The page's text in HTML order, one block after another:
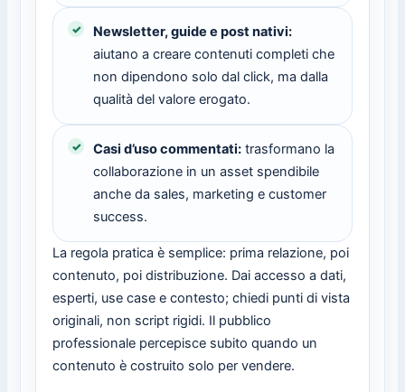
Newsletter, guide e post nativi:
aiutano a creare contenuti completi che
non dipendono solo dal click, ma dalla
qualità del valore erogato.
Casi d’uso commentati: trasformano la
collaborazione in un asset spendibile
anche da sales, marketing e customer
success.
La regola pratica è semplice: prima relazione, poi
contenuto, poi distribuzione. Dai accesso a dati,
esperti, use case e contesto; chiedi punti di vista
originali, non script rigidi. Il pubblico
professionale percepisce subito quando un
contenuto è costruito solo per vendere.